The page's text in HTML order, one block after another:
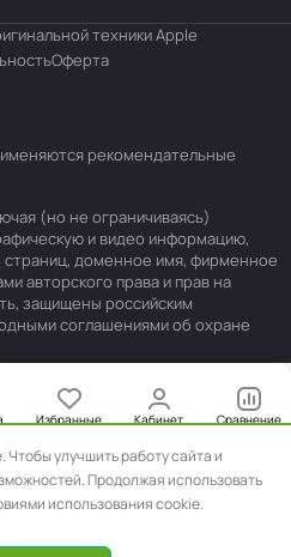
техники Apple
Оферта
рекомендательные
(но не ограничиваясь)
и видео информацию,
страниц, доменное имя, фирменное
авторского права и прав на
защищены российским
соглашениями об охране
улучшить работу сайта и
Продолжая использовать
использования cookie.
Избранные Кабинет Сравнение